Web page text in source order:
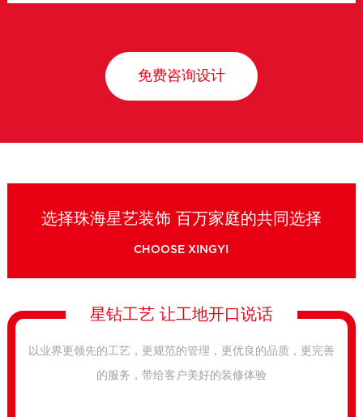
免费咨询设计
选择珠海星艺装饰 百万家庭的共同选择
CHOOSE XINGYI
星钻工艺 让工地开口说话
以业界更领先的工艺，更规范的管理，更优良的品质，更完善
的服务，带给客户美好的装修体验